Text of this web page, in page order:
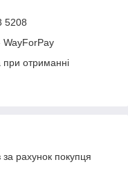
5208
при отриманні
рахунок покупця